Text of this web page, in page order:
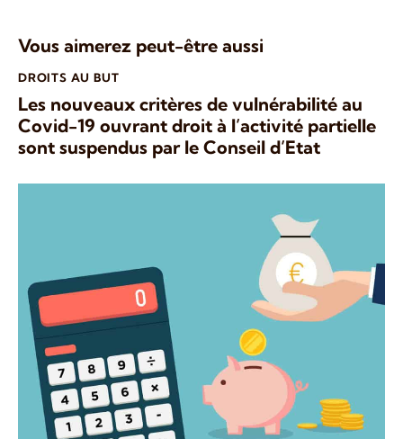
Vous aimerez peut-être aussi
DROITS AU BUT
Les nouveaux critères de vulnérabilité au
Covid-19 ouvrant droit à l’activité partielle
sont suspendus par le Conseil d’Etat